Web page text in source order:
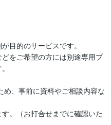
目的のサービスです。
をご希望の方には別途専用プ
め、事前に資料やご相談内容な
。（お打合せまでに確認いた